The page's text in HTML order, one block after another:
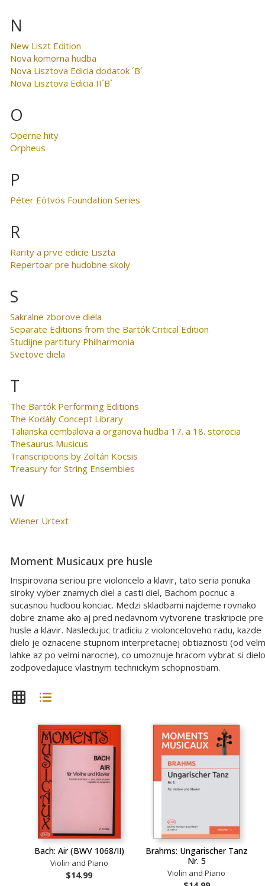
N
New Liszt Edition
Nova komorna hudba
Nova Lisztova Edicia dodatok ´B´
Nova Lisztova Edicia II´B´
O
Operne hity
Orpheus
P
Péter Eötvös Foundation Series
R
Rarity a prve edicie Liszta
Repertoar pre hudobne skoly
S
Sakralne zborove diela
Separate Editions from the Bartók Critical Edition
Studijne partitury Philharmonia
Svetove diela
T
The Bartók Performing Editions
The Kodály Concept Library
Talianska cembalova a organova hudba 17. a 18. storocia
Thesaurus Musicus
Transcriptions by Zoltán Kocsis
Treasury for String Ensembles
W
Wiener Urtext
Moment Musicaux pre husle
Inspirovana seriou pre violoncelo a klavir, tato seria ponuka
siroky vyber znamych diel a casti diel, Bachom pocnuc a
sucasnou hudbou konciac. Medzi skladbami najdeme rovnako
dobre zname ako aj pred nedavnom vytvorene traskripcie pre
husle a klavir. Nasledujuc tradiciu z violonceloveho radu, kazde
dielo je oznacene stupnom interpretacnej obtiaznosti (od
lahke az po velmi narocne), co umoznuje hracom vybrat si dielo
zodpovedajuce vlastnym technickym schopnostiam.
Bach: Air (BWV 1068/II)
Violin and Piano
$14.99
Brahms: Ungarischer Tanz
Nr. 5
Violin and Piano